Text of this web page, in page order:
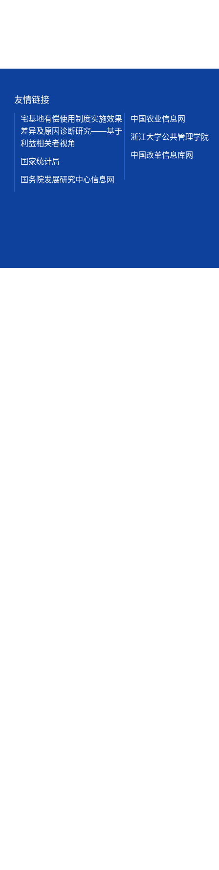
友情链接
宅基地有偿使用制度实施效果
差异及原因诊断研究——基于
利益相关者视角
国家统计局
国务院发展研究中心信息网
中国农业信息网
浙江大学公共管理学院
中国改革信息库网